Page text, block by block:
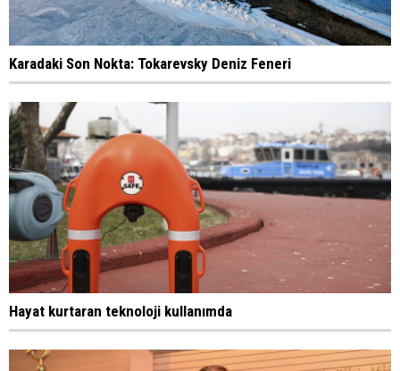
Karadaki Son Nokta: Tokarevsky Deniz Feneri
Hayat kurtaran teknoloji kullanımda